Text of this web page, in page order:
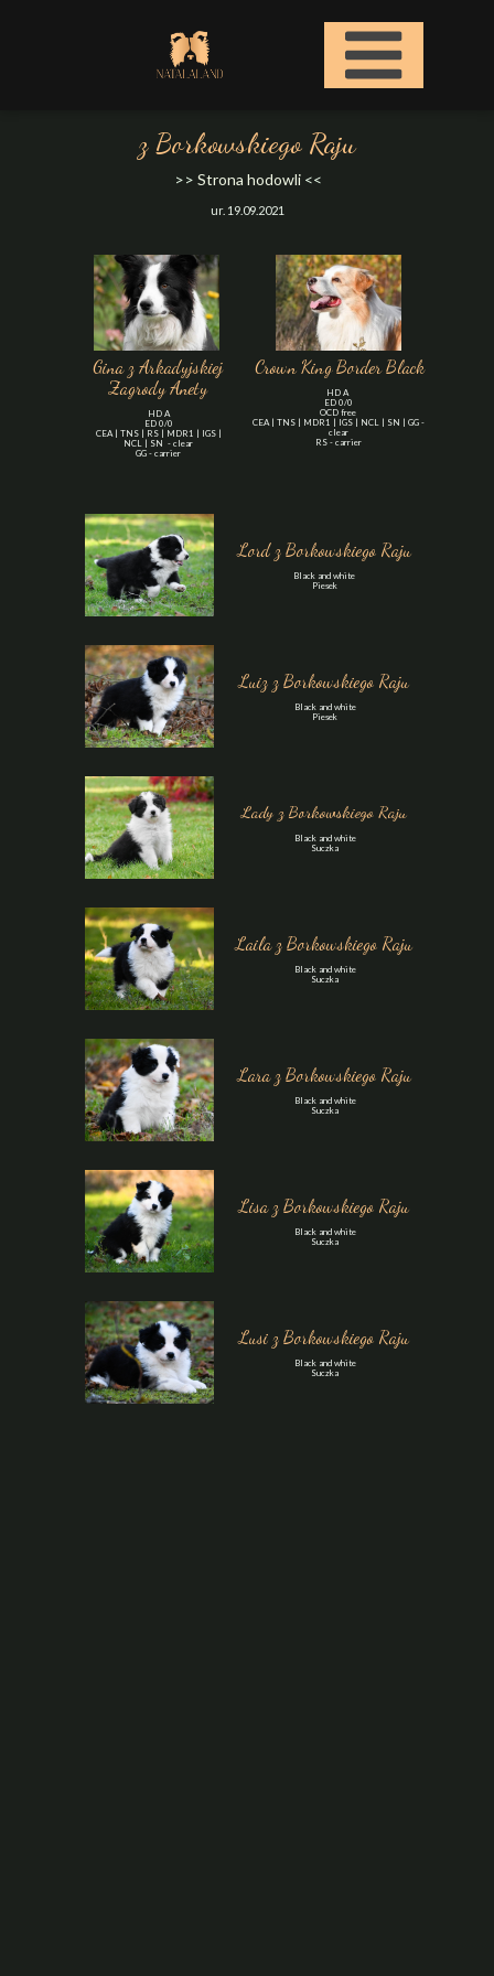
Black and white
Suczka
Lusi z Borkowskiego Raju
Black and white
Suczka
Lisa z Borkowskiego Raju
ur. 19.09.2021
>> Strona hodowli<<
Black and white
Suczka
Lara z Borkowskiego Raju
Black and white
Suczka
Laila z Borkowskiego Raju
Black and white
Suczka
Lady z Borkowskiego Raju
Black and white
Piesek
Black and white
Piesek
HD A
ED 0/0
OCD free
CEA | TNS | MDR1 | IGS | NCL | SN | GG -
clear
RS - carrier
HD A
ED 0/0
CEA | TNS | RS | MDR1 | IGS |
NCL | SN - clear
GG - carrier
Luiz z Borkowskiego Raju
Lord z Borkowskiego Raju
Crown King Border Black
Gina z Arkadyjskiej
Zagrody Anety
z Borkowskiego Raju